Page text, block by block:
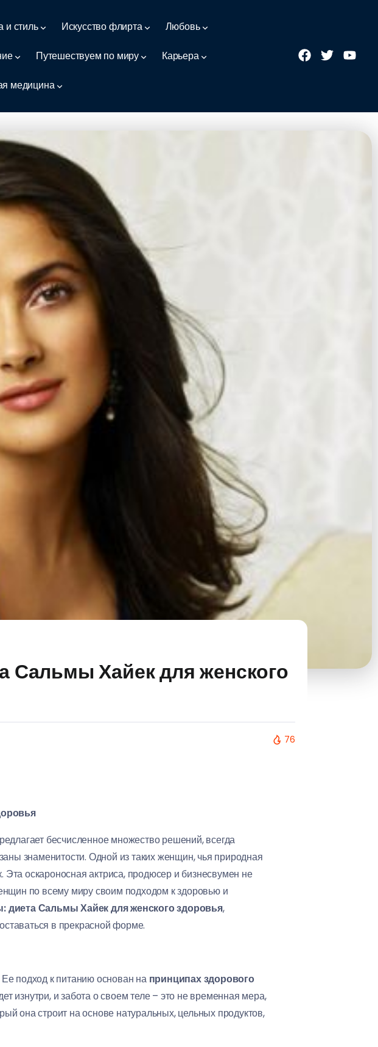
и стиль Искусство флирта Любовь
Путешествуем по миру Карьера
медицина
Сальмы Хайек для женского
76
бесчисленное множество решений, всегда
знаменитости. Одной из таких женщин, чья природная
оскароносная актриса, продюсер и бизнесвумен не
по всему миру своим подходом к здоровью и
диета Сальмы Хайек для женского здоровья,
в прекрасной форме.
подход к питанию основан на принципах здорового
изнутри, и забота о своем теле – это не временная мера,
она строит на основе натуральных, цельных продуктов,